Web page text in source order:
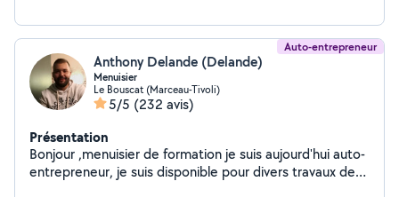
Auto-entrepreneur
Anthony Delande (Delande)
Menuisier
Le Bouscat (Marceau-Tivoli)
5/5 (232 avis)
Présentation
Bonjour ,menuisier de formation je suis aujourd'hui auto-
entrepreneur, je suis disponible pour divers travaux de